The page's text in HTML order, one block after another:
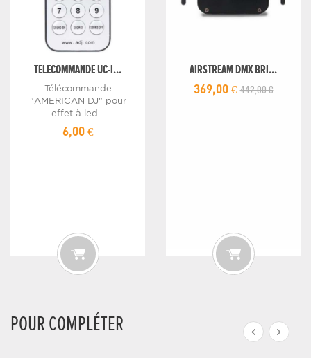
TELECOMMANDE UC-I...
Télécommande
"AMERICAN DJ" pour
effet à led...
6,00 €
AIRSTREAM DMX BRI...
369,00 €442,00 €
POUR COMPLÉTER